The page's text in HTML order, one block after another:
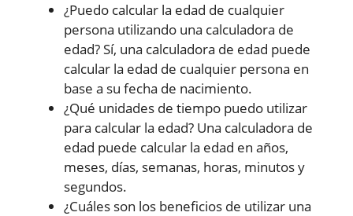
¿Puedo calcular la edad de cualquier
persona utilizando una calculadora de
edad? Sí, una calculadora de edad puede
calcular la edad de cualquier persona en
base a su fecha de nacimiento.
¿Qué unidades de tiempo puedo utilizar
para calcular la edad? Una calculadora de
edad puede calcular la edad en años,
meses, días, semanas, horas, minutos y
segundos.
¿Cuáles son los beneficios de utilizar una